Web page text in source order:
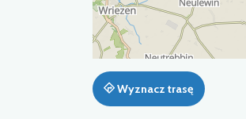
Wyznacz trasę